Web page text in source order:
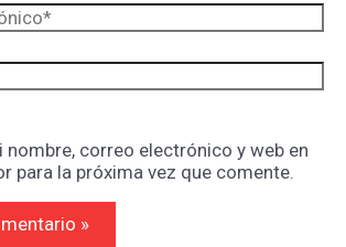
nombre, correo electrónico y web en
para la próxima vez que comente.